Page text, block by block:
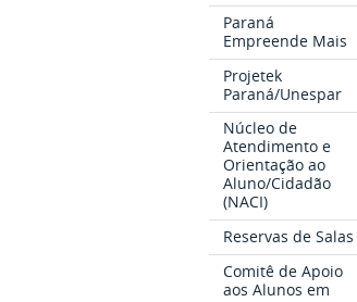
Paraná
Empreende Mais
Projetek
Paraná/Unespar
Núcleo de
Atendimento e
Orientação ao
Aluno/Cidadão
(NACI)
Reservas de Salas
Comitê de Apoio
aos Alunos em